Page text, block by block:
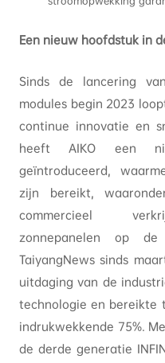
Een nieuw hoofdstuk in
Sinds de lancering
modules begin 2023
continue innovatie en
heeft AIKO een
geïntroduceerd,
zijn bereikt,
commercieel
zonnepanelen op
TaiyangNews sinds
uitdaging van de
technologie en bereikte
indrukwekkende 75%.
de derde generatie